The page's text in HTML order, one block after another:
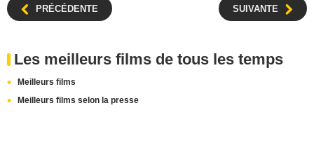
PRÉCÉDENTE SUIVANTE
Les meilleurs films de tous les temps
Meilleurs films
Meilleurs films selon la presse